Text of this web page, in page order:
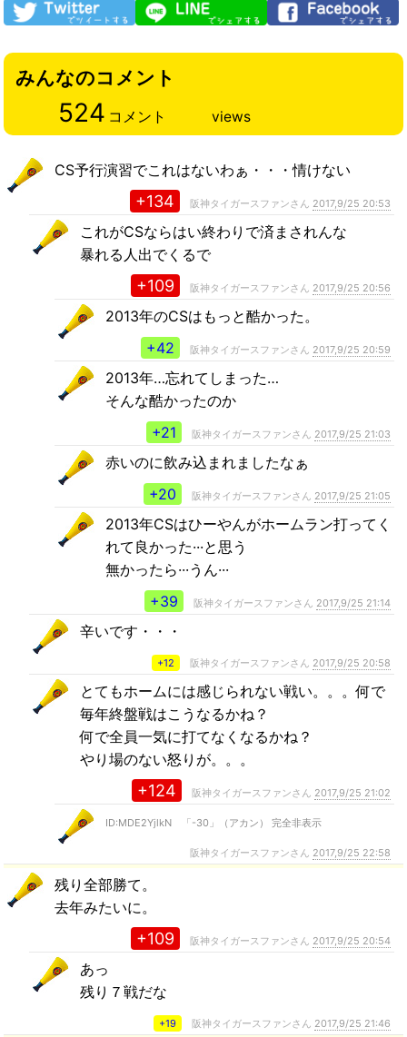
みんなのコメント
524 コメント views
CS予行演習でこれはないわぁ・・・情けない
+134 阪神タイガースファンさん 2017,9/25 20:53
これがCSならはい終わりで済まされんな
暴れる人出でくるで
+109 阪神タイガースファンさん 2017,9/25 20:56
2013年のCSはもっと酷かった。
+42
阪神タイガースファンさん 2017,9/25 20:59
2013年…忘れてしまった…
そんな酷かったのか
+21
阪神タイガースファンさん 2017,9/25 21:03
赤いのに飲み込まれましたなぁ
+20
阪神タイガースファンさん 2017,9/25 21:05
2013年CSはひーやんがホームラン打ってく
れて良かった···と思う
無かったら···うん···
+39
阪神タイガースファンさん 2017,9/25 21:14
辛いです・・・
+12 阪神タイガースファンさん 2017,9/25 20:58
とてもホームには感じられない戦い。。。何で
毎年終盤戦はこうなるかね？
何で全員一気に打てなくなるかね？
やり場のない怒りが。。。
+124 阪神タイガースファンさん 2017,9/25 21:02
ID:MDE2YjlkN 「-30」（アカン） 完全非表示
阪神タイガースファンさん 2017,9/25 22:58
残り全部勝て。
去年みたいに。
+109 阪神タイガースファンさん 2017,9/25 20:54
あっ
残り７戦だな
+19 阪神タイガースファンさん 2017,9/25 21:46